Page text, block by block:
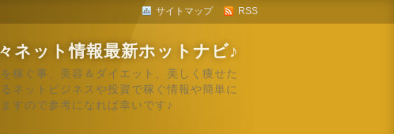
サイトマップ RSS
ネット情報最新ホットナビ♪
稼ぐ事、美容＆ダイエット、美しく痩せた
ネットビジネスや投資で稼ぐ情報や簡単に
すので参考になれば幸いです♪